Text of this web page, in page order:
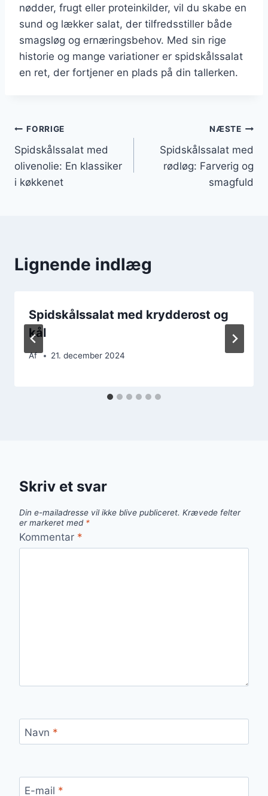
nødder, frugt eller proteinkilder, vil du skabe en
sund og lækker salat, der tilfredsstiller både
smagsløg og ernæringsbehov. Med sin rige
historie og mange variationer er spidskålssalat
en ret, der fortjener en plads på din tallerken.
Indlægsnavigation
FORRIGE
Spidskålssalat med
olivenolie: En klassiker
i køkkenet
NÆSTE
Spidskålssalat med
rødløg: Farverig og
smagfuld
Lignende indlæg
Spidskålssalat med krydderost og
kål
Af 21. december 2024
Skriv et svar
Din e-mailadresse vil ikke blive publiceret. Krævede felter
er markeret med *
Kommentar *
Navn *
E-mail *